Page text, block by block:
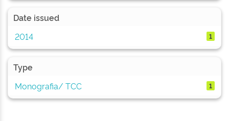
Date issued
2014
1
Type
Monografia/ TCC
1